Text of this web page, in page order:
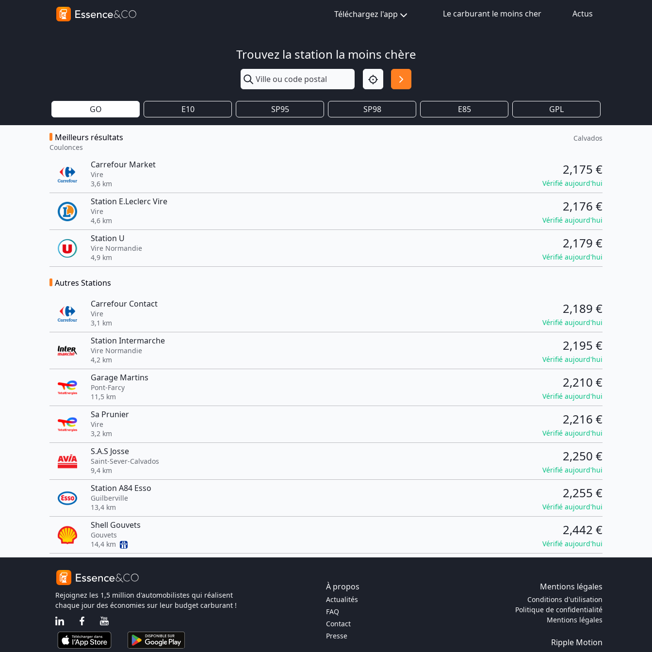
Téléchargez l'app Le carburant le moins cher Actus
Trouvez la station la moins chère
GO E10 SP95 SP98 E85 GPL
Meilleurs résultats
Coulonces
Calvados
Carrefour Market
Vire
3,6 km
2,175 €
Vérifié aujourd'hui
Station E.Leclerc Vire
Vire
4,6 km
2,176 €
Vérifié aujourd'hui
Station U
Vire Normandie
4,9 km
2,179 €
Vérifié aujourd'hui
Autres Stations
Carrefour Contact
Vire
3,1 km
2,189 €
Vérifié aujourd'hui
Station Intermarche
Vire Normandie
4,2 km
2,195 €
Vérifié aujourd'hui
Garage Martins
Pont-Farcy
11,5 km
2,210 €
Vérifié aujourd'hui
Sa Prunier
Vire
3,2 km
2,216 €
Vérifié aujourd'hui
S.A.S Josse
Saint-Sever-Calvados
9,4 km
2,250 €
Vérifié aujourd'hui
Station A84 Esso
Guilberville
13,4 km
2,255 €
Vérifié aujourd'hui
Shell Gouvets
Gouvets
14,4 km
2,442 €
Vérifié aujourd'hui
Rejoignez les 1,5 million d'automobilistes qui réalisent
chaque jour des économies sur leur budget carburant !
À propos Mentions légales
Actualités
FAQ
Contact
Presse
Conditions d'utilisation
Politique de confidentialité
Mentions légales
Ripple Motion